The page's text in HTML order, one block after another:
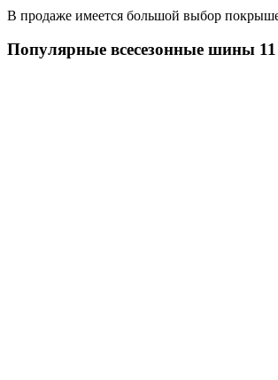
В продаже имеется большой выбор
Популярные всесезонные шины 11